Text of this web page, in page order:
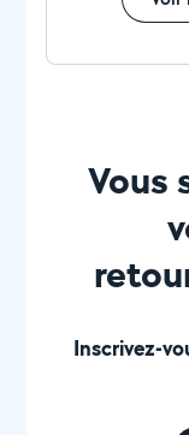
Vous
Inscrivez-